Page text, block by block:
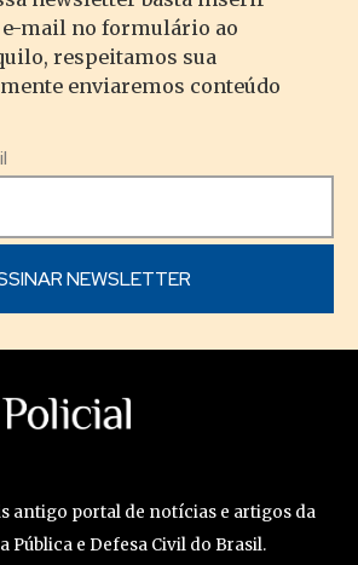
e-mail no formulário ao
respeitamos sua
enviaremos conteúdo
antigo portal de notícias e artigos da
Pública e Defesa Civil do Brasil.